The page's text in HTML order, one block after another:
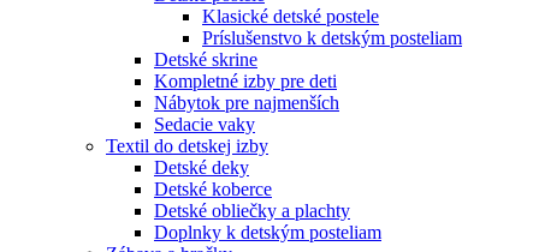
Klasické detské postele
Príslušenstvo k detským posteliam
Detské skrine
Kompletné izby pre deti
Nábytok pre najmenších
Sedacie vaky
Textil do detskej izby
Detské deky
Detské koberce
Detské obliečky a plachty
Doplnky k detským posteliam